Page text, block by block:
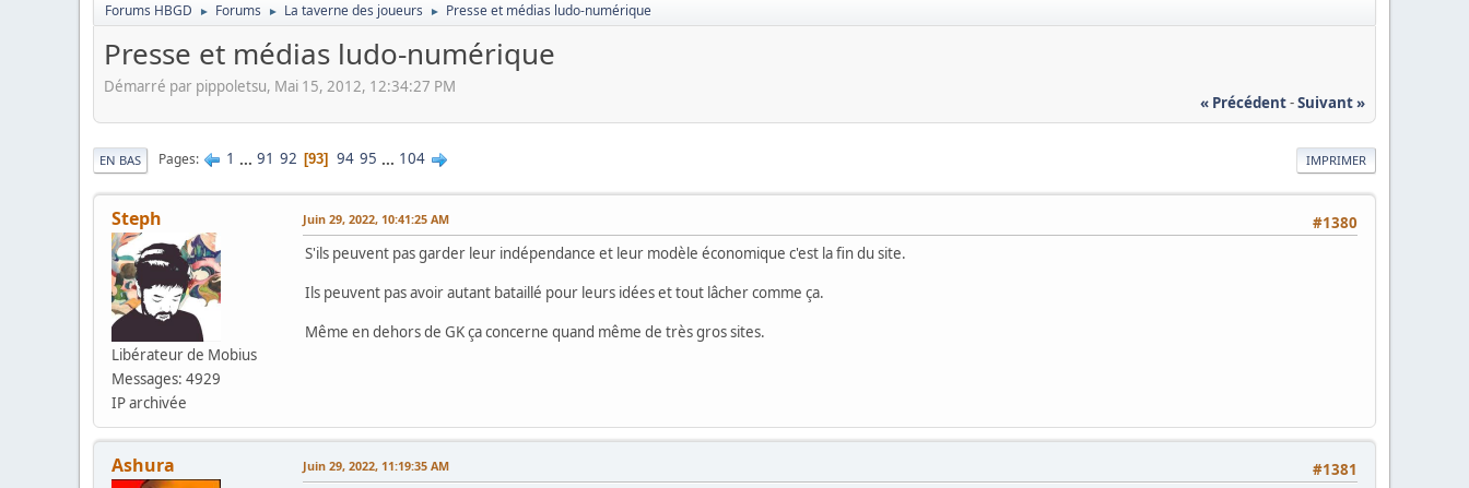
Forums HBGD ► Forums ► La taverne des joueurs ► Presse et médias ludo-numérique
Presse et médias ludo-numérique
Démarré par pippoletsu, Mai 15, 2012, 12:34:27 PM
« Précédent-Suivant »
IMPRIMER
EN BAS Pages 1 ... 91 92 93 94 95 ... 104
Steph
Libérateur de Mobius
Messages: 4929
IP archivée
#1380
Juin 29, 2022, 10:41:25 AM
S'ils peuvent pas garder leur indépendance et leur modèle économique c'est la fin du site.
Ils peuvent pas avoir autant bataillé pour leurs idées et tout lâcher comme ça.
Même en dehors de GK ça concerne quand même de très gros sites.
Ashura #1381
Juin 29, 2022, 11:19:35 AM